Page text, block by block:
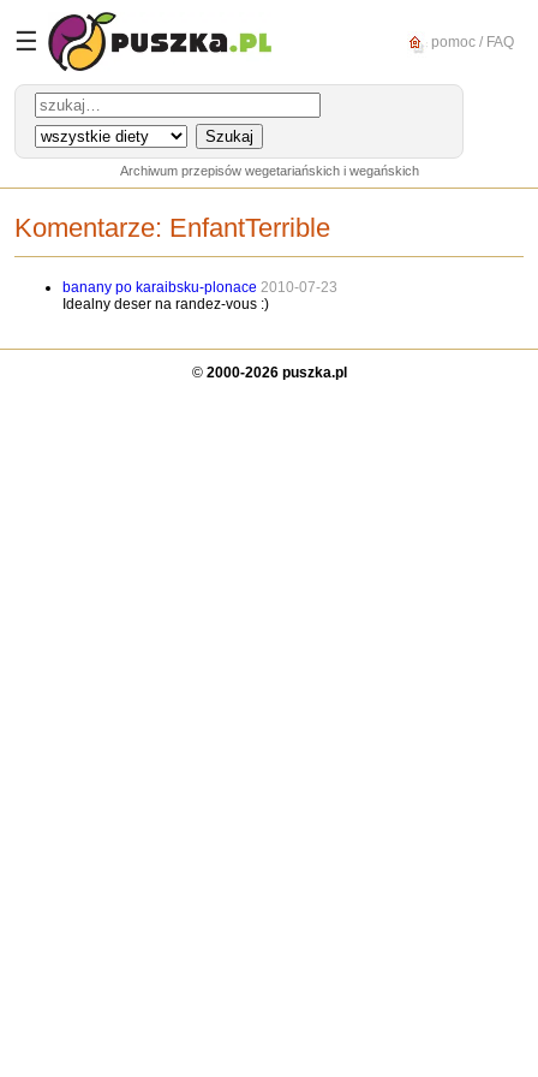
☰ pomoc / FAQ
Archiwum przepisów wegetariańskich i wegańskich
Komentarze: EnfantTerrible
banany po karaibsku-plonace 2010-07-23
Idealny deser na randez-vous :)
© 2000-2026 puszka.pl